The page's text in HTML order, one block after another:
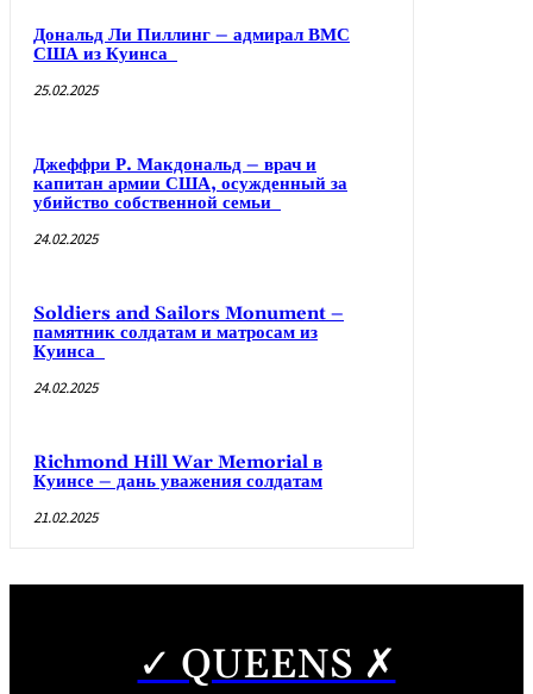
Дональд Ли Пиллинг – адмирал ВМС
США из Куинса
25.02.2025
Джеффри Р. Макдональд – врач и
капитан армии США, осужденный за
убийство собственной семьи
24.02.2025
Soldiers and Sailors Monument –
памятник солдатам и матросам из
Куинса
24.02.2025
Richmond Hill War Memorial в
Куинсе – дань уважения солдатам
21.02.2025
✓ QUEENS ✗